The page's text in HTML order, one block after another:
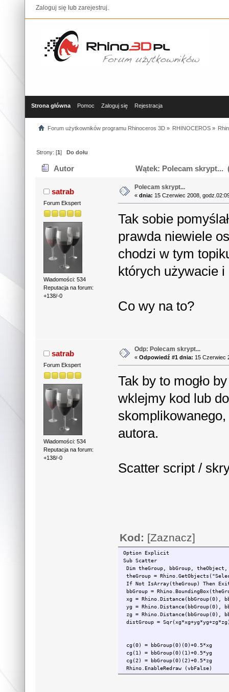
Zaloguj się lub zarejestruj.
Strona główna Pomoc Zaloguj się Rejestracja
Forum użytkowników programu Rhinoceros 3D» RHINOCEROS»
Strony: [1]Do dołu
Autor Wątek: Polecam skrypt...
satrab
Forum Ekspert
Wiadomości: 534
Reputacja na forum:
+138/-0
Polecam skrypt...
«dnia: 15 Czerwiec 2008,
Tak sobie
prawda niewiele
chodzi w tym
których używacie
Co wy na to?
satrab
Forum Ekspert
Wiadomości: 534
Reputacja na forum:
+138/-0
Odp: Polecam skrypt...
«Odpowiedź #1 dnia: 15 Czerwiec
Tak by to mogło
wklejmy kod lub
autora.
Scatter script /
Kod: [Zaznacz]
Option Explicit
Sub Scatter
Dim theGroup, bbGroup,
theGroup =
If Not IsArray(theGroup) Then
bbGroup =
xg = Rhino.Distance(bbGroup(0),
yg = Rhino.Distance(bbGroup(0),
zg = Rhino.Distance(bbGroup(0),
distGroup =
cg(0) = bbGroup(0)(0)+0.5*xg
cg(1) = bbGroup(0)(1)+0.5*yg
cg(2) = bbGroup(0)(2)+0.5*zg
Rhino.EnableRedraw (vbFalse)
For Each theObject In theGroup